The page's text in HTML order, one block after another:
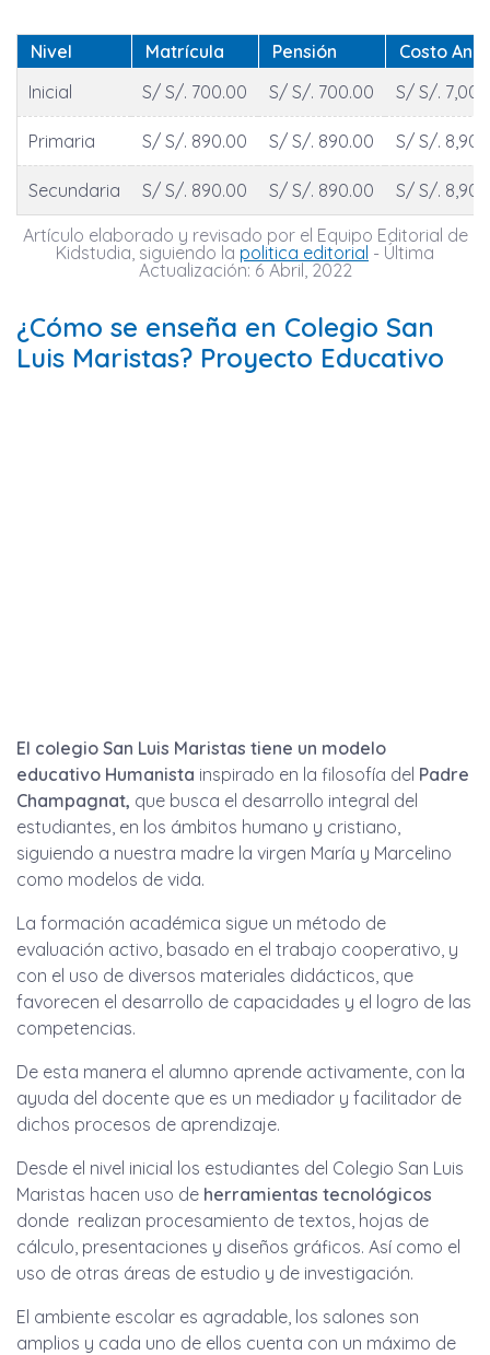
Nivel Matrícula Pensión
Costo
Inicial
S/ S/. 700.00 S/ S/. 700.00 S/ S/. 7,000
Primaria S/ S/. 890.00 S/ S/. 890.00 S/ S/. 8,900
Secundaria S/ S/. 890.00 S/ S/. 890.00 S/ S/. 8,900
Artículo elaborado y revisado por el Equipo Editorial de
Kidstudia, siguiendo la politica editorial - Última
Actualización: 6 Abril, 2022
¿Cómo se enseña en Colegio San
Luis Maristas? Proyecto Educativo
El colegio San Luis Maristas tiene un modelo
educativo Humanista inspirado en la filosofía del Padre
Champagnat, que busca el desarrollo integral del
estudiantes, en los ámbitos humano y cristiano,
siguiendo a nuestra madre la virgen María y Marcelino
como modelos de vida.
La formación académica sigue un método de
evaluación activo, basado en el trabajo cooperativo, y
con el uso de diversos materiales didácticos, que
favorecen el desarrollo de capacidades y el logro de las
competencias.
De esta manera el alumno aprende activamente, con la
ayuda del docente que es un mediador y facilitador de
dichos procesos de aprendizaje.
Desde el nivel inicial los estudiantes del Colegio San Luis
Maristas hacen uso de herramientas tecnológicos
donde realizan procesamiento de textos, hojas de
cálculo, presentaciones y diseños gráficos. Así como el
uso de otras áreas de estudio y de investigación.
El ambiente escolar es agradable, los salones son
amplios y cada uno de ellos cuenta con un máximo de